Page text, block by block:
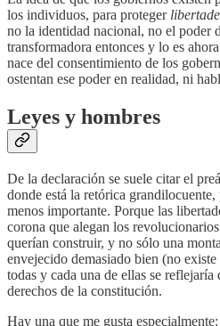
los individuos, para proteger
no la identidad nacional, no el poder
transformadora entonces y lo es
nace del consentimiento de los
ostentan ese poder en realidad, ni
Leyes y hombres
De la declaración se suele citar el
donde está la retórica
menos importante. Porque las
corona que alegan los
querían construir, y no sólo una
envejecido demasiado bien (no
todas y cada una de ellas se reflejaría
derechos de la constitución.
Hay una que me gusta especialmente: